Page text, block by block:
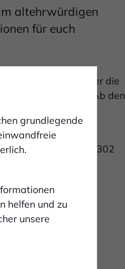
grundlegende
helfen und zu
unsere
altehrwürdigen
für euch
der A2 sowie über die
Vereinsgelände. Ab den
Im ersten
Mit der Linie 302
fahren.